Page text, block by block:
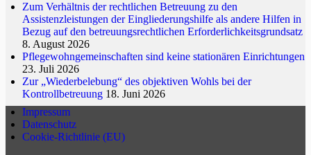
Zum Verhältnis der rechtlichen Betreuung zu den
Assistenzleistungen der Eingliederungshilfe als andere Hilfen in
Bezug auf den betreuungsrechtlichen Erforderlichkeitsgrundsatz
8. August 2026
Pflegewohngemeinschaften sind keine stationären Einrichtungen
23. Juli 2026
Zur „Wiederbelebung“ des objektiven Wohls bei der
Kontrollbetreuung 18. Juni 2026
Impressum
Datenschutz
Cookie-Richtlinie (EU)